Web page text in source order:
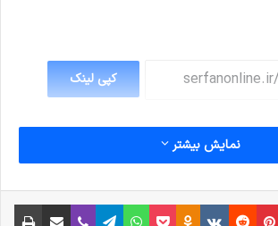
کپی لینک
نمایش بیشتر
‫پین‌ترست
‫رددیت‫VKontakte
‫Odnoklassniki
پاکتواتس آپ تلگراموایبر اشتراک گذاری از طریق ایمیل